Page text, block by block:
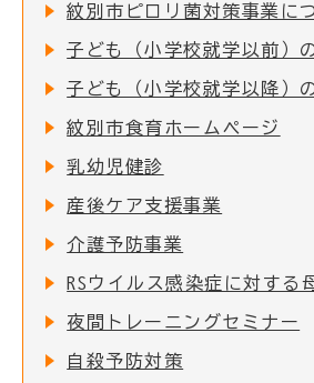
紋別市ピロリ菌対策事業に
子ども（小学校就学以前）
子ども（小学校就学以降）
紋別市食育ホームページ
乳幼児健診
産後ケア支援事業
介護予防事業
夜間トレーニングセミナー
自殺予防対策